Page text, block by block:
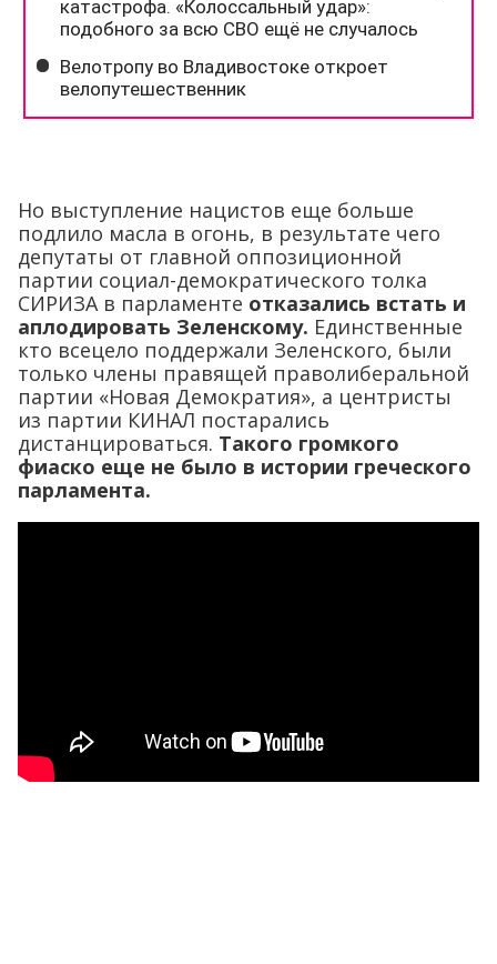
Но выступление нацистов еще больше
подлило масла в огонь, в результате чего
депутаты от главной оппозиционной
партии социал-демократического толка
СИРИЗА в парламенте отказались встать и
аплодировать Зеленскому. Единственные
кто всецело поддержали Зеленского, были
только члены правящей праволиберальной
партии «Новая Демократия», а центристы
из партии КИНАЛ постарались
дистанцироваться. Такого громкого
фиаско еще не было в истории греческого
парламента.